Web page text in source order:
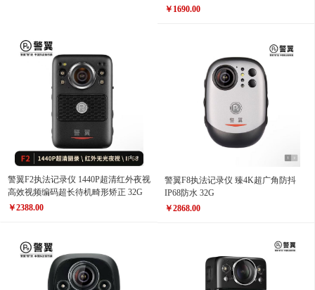
￥1690.00
警翼F2执法记录仪 1440P超清红外夜视
高效视频编码超长待机畸形矫正 32G
￥2388.00
警翼F8执法记录仪 臻4K超广角防抖
IP68防水 32G
￥2868.00